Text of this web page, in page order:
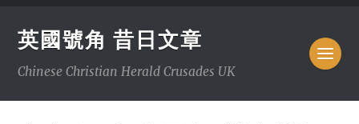
英國號角 昔日文章
Chinese Christian Herald Crusades UK